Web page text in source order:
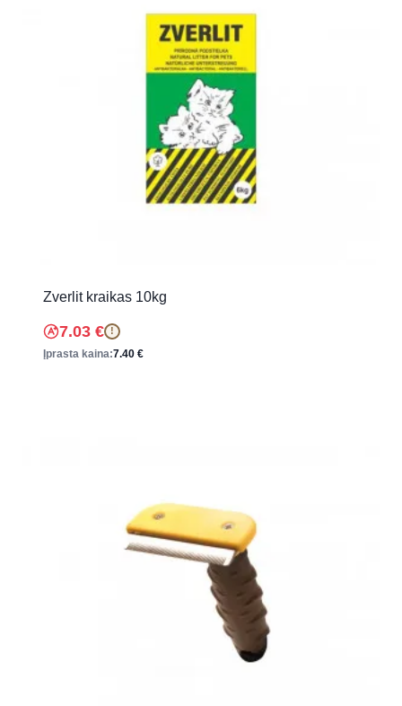
Zverlit kraikas 10kg
7.03 € !
Įprasta kaina:7.40 €